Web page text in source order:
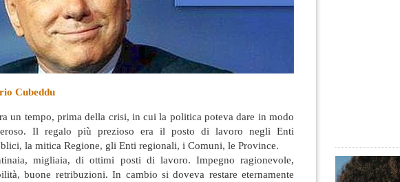
Cubeddu
un tempo, prima della crisi, in cui la politica poteva dare in modo
Il regalo più prezioso era il posto di lavoro negli Enti
la mitica Regione, gli Enti regionali, i Comuni, le Province.
migliaia, di ottimi posti di lavoro. Impegno ragionevole,
buone retribuzioni. In cambio si doveva restare eternamente